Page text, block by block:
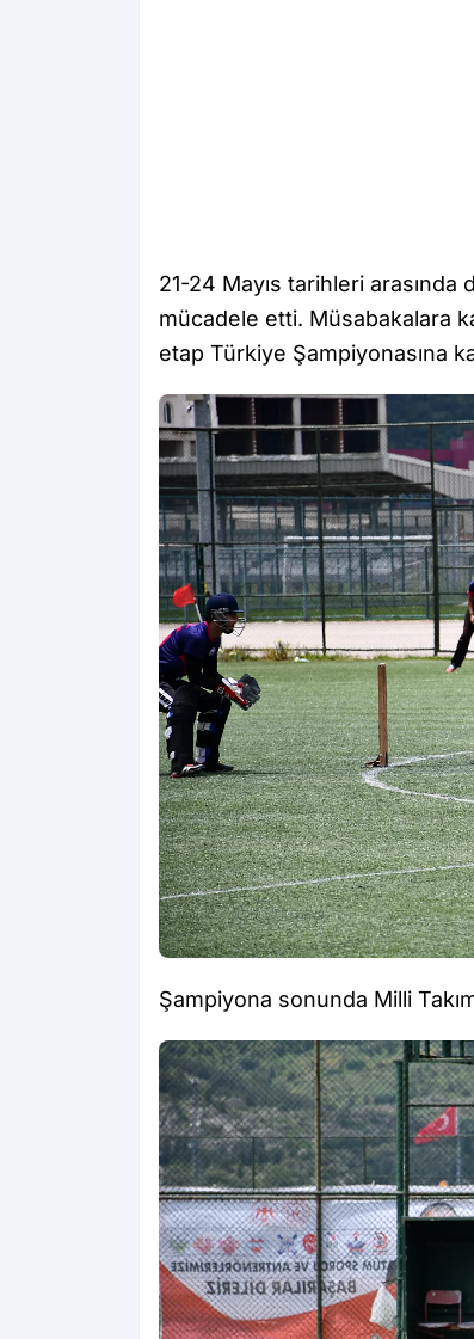
21-24 Mayıs tarihleri
mücadele etti. Müsabakalara
etap Türkiye Şampiyonasına
Şampiyona sonunda Milli